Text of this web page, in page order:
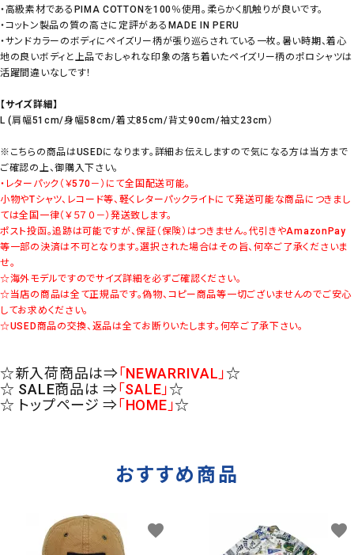
・高級素材であるPIMA COTTONを100％使用。柔らかく肌触りが良いです。
・コットン製品の質の高さに定評があるMADE IN PERU
・サンドカラーのボディにペイズリー柄が張り巡らされている一枚。暑い時期、着心
地の良いボディと上品でおしゃれな印象の落ち着いたペイズリー柄のポロシャツは
活躍間違いなしです！
【サイズ詳細】
L (肩幅51cm/身幅58cm/着丈85cm/背丈90cm/袖丈23cm）
※こちらの商品はUSEDになります。詳細お伝えしますので気になる方は当方まで
ご確認の上、御購入下さい。
・レターパック（￥570－）にて全国配送可能。
小物やTシャツ、レコード等、軽くレターパックライトにて発送可能な商品につきまし
ては全国一律（￥５７０－）発送致します。
ポスト投函。追跡は可能ですが、保証（保険）はつきません。代引きやAmazonPay
等一部の決済は不可となります。選択された場合はその旨、何卒ご了承くださいま
せ。
☆海外モデルですのでサイズ詳細を必ずご確認ください。
☆当店の商品は全て正規品です。偽物、コピー商品等一切ございませんのでご安心
してお求めください。
☆USED商品の交換、返品は全てお断りいたします。何卒ご了承下さい。
☆新入荷商品は⇒「NEWARRIVAL」☆
☆ SALE商品は ⇒「SALE」☆
☆ トップページ ⇒「HOME」☆
おすすめ商品
favorite favorite